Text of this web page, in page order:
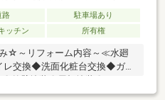
路
駐車場あり
ッチン 所有権
☆～リフォーム内容～≪水廻
交換◆洗面化粧台交換◆ガス
巾木交換〇建具交換〇ダウン